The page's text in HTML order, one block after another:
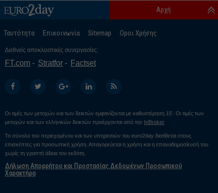
Ταυτότητα Επικοινωνία Sitemap Οροι Χρήσης
Αρχή
Διεθνείς αποκλειστικές συνεργασίες:
FT.com Stratfor Factset
Οι τιμές των μετοχών και των δεικτών εμφανίζονται με καθυστέρηση 15’. Οι τιμές των
μετοχών και των ελληνικών δεικτών προέρχονται από την InBroker
Το σύνολο του περιεχομένου και των υπηρεσιών του euro2day διατίθεται στους
επισκέπτες για προσωπική χρήση. Απαγορεύεται η χρήση και η επαναδημοσίευσή του
χωρίς τη γραπτή άδεια του εκδότη.
Δήλωση Απορρήτου και Προστασίας Δεδομένων Προσωπικού
Χαρακτήρα